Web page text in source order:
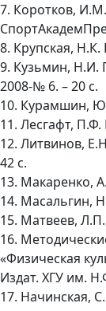
7. Коротков,
8. Крупская, Н.К.
9. Кузьмин, Н.И.
2008-№ 6. – 20 с.
10. Курамшин,
11. Лесгафт,
12. Литвинов,
42 с.
13. Макаренко,
14. Масальгин,
15. Матвеев,
16.
«Физическая
Издат. ХГУ им.
17. Начинская,